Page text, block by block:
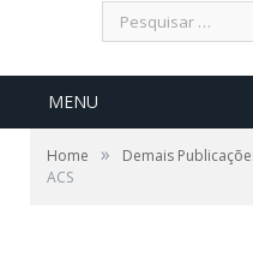
Pesquisar
por:
MENU
Home » Demais
ACS